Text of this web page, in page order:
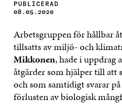
PUBLICERAD
08.05.2020
Arbetsgruppen för hållbar
tillsatts av miljö- och
Mikkonen, hade i uppdrag
åtgärder som hjälper till att
och som samtidigt svarar
förlusten av biologisk